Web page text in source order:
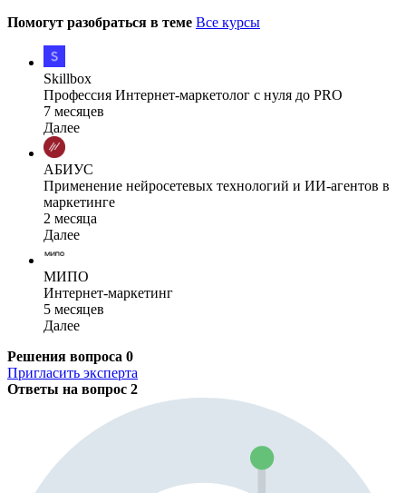
Помогут разобраться в теме Все курсы
Skillbox
Профессия Интернет-маркетолог с нуля до PRO
7 месяцев
Далее
АБИУС
Применение нейросетевых технологий и ИИ-агентов в
маркетинге
2 месяца
Далее
МИПО
Интернет-маркетинг
5 месяцев
Далее
Решения вопроса 0
Пригласить эксперта
Ответы на вопрос 2